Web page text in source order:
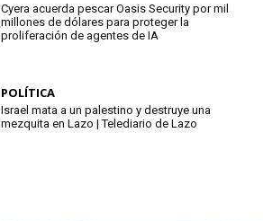
Cyera acuerda pescar Oasis Security por mil
millones de dólares para proteger la
proliferación de agentes de IA
POLÍTICA
Israel mata a un palestino y destruye una
mezquita en Lazo | Telediario de Lazo